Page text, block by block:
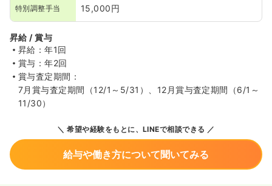
特別調整手当 15,000円
昇給 / 賞与
昇給：年1回
賞与：年2回
賞与査定期間：
7月賞与査定期間（12/1～5/31）、12月賞与査定期間（6/1～
11/30）
希望や経験をもとに、LINEで相談できる
給与や働き方について聞いてみる